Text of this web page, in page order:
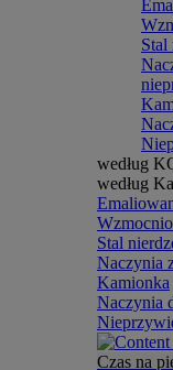
Stal
według
według
Stal
Naczynia
Kamionka
Naczynia
Czas na